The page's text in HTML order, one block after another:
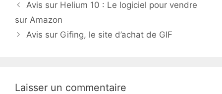
Avis sur Helium 10 : Le logiciel pour vendre
sur Amazon
Avis sur Gifing, le site d’achat de GIF
Laisser un commentaire